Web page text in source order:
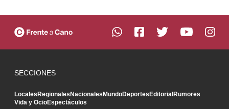
SECCIONES
LocalesRegionalesNacionalesMundoDeportesEditorialRumores
Vida y OcioEspectáculos